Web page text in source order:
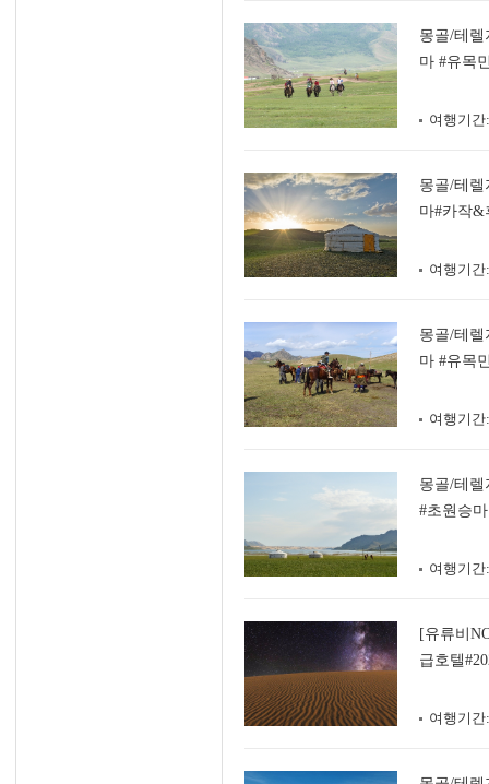
몽골/테렐
마 #유목
여행기간:
몽골/테렐
마#카작&
여행기간:
몽골/테렐
마 #유목
여행기간:
몽골/테렐
#초원승
여행기간:
[유류비
급호텔
여행기간: